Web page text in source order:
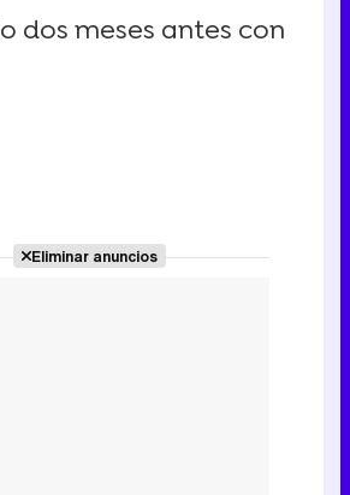
dos meses antes con
Eliminar anuncios